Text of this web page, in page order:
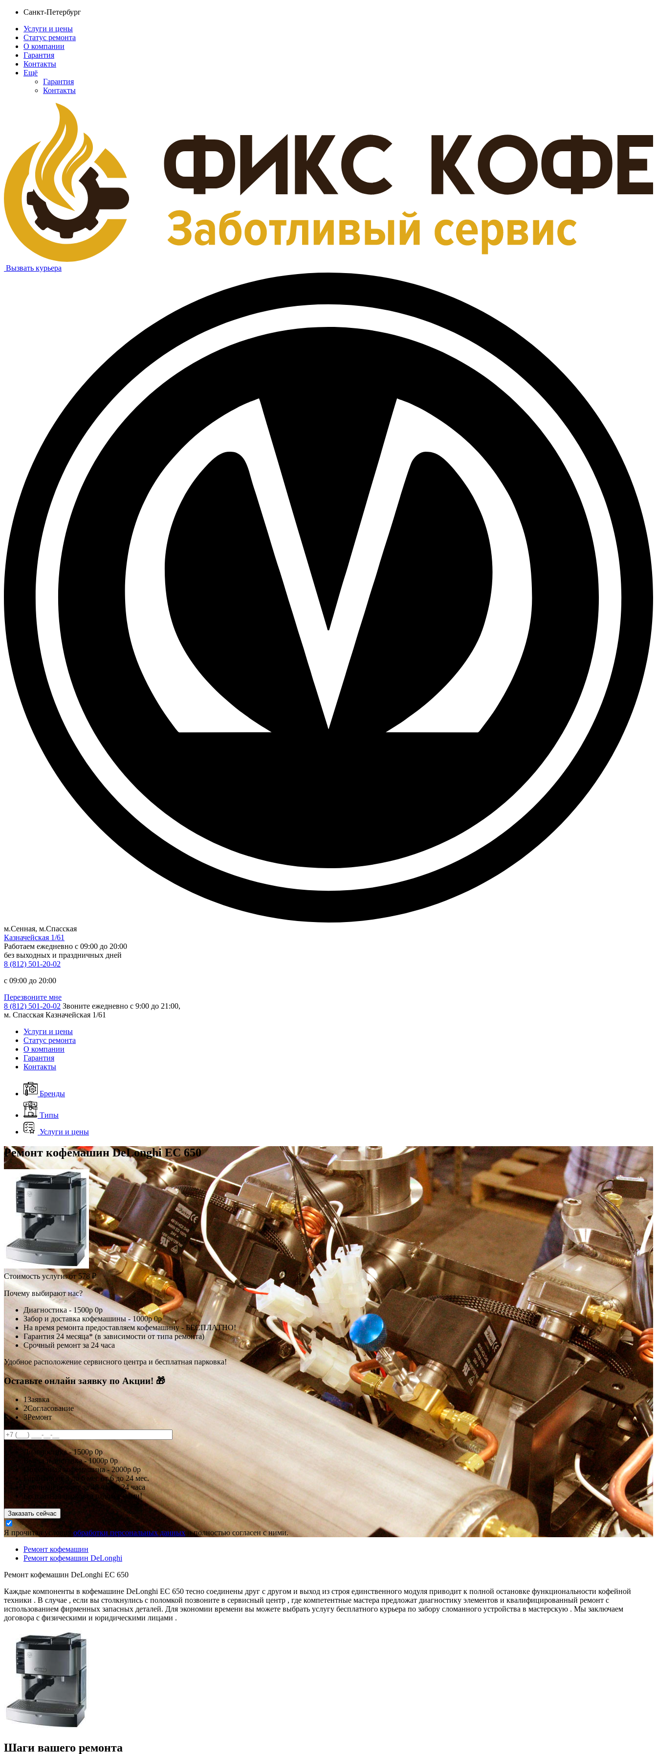
Санкт-Петербург
Услуги и цены
Статус ремонта
О компании
Гарантия
Контакты
Ещё
Гарантия
Контакты
Вызвать курьера
м.Сенная, м.Спасская
Казначейская 1/61
Работаем ежедневно c 09:00 до 20:00
без выходных и праздничных дней
8 (812) 501-20-02
c 09:00 до 20:00
Перезвоните мне
8 (812) 501-20-02 Звоните ежедневно с 9:00 до 21:00,
м. Спасская Казначейская 1/61
Услуги и цены
Статус ремонта
О компании
Гарантия
Контакты
Бренды
Типы
Услуги и цены
Ремонт кофемашин DeLonghi EC 650
Стоимость услуги:от 578 ₽
Почему выбирают нас?
Диагностика - 1500р 0р
Забор и доставка кофемашины -1000р0р
На время ремонта предоставляем кофемашину - БЕСПЛАТНО!
Гарантия 24 месяца* (в зависимости от типа ремонта)
Срочный ремонт за 24 часа
Удобное расположение сервисного центра и бесплатная парковка!
Оставьте онлайн заявку по Акции! 🎁
1Заявка
2Согласование
3Ремонт
Диагностика -1500р0р
Выезд и доставка -1000р 0р
Подменная кофемашина -2000р0р
Гарантия
от 3 до 6 мес от 6 до 24 мес.
Срочный ремонт за 48 часов24 часа
Бесплатная парковка рядом с нами!
Заказать сейчас
Я прочитал условия обработки персональных данных и полностью согласен с ними.
Ремонт кофемашин
Ремонт кофемашин DeLonghi
Ремонт кофемашин DeLonghi EC 650
Каждые компоненты в кофемашине DeLonghi EC 650 тесно соединены друг с другом и выход из строя единственного модуля приводит к полной остановке функциональности кофейной
техники . В случае , если вы столкнулись с поломкой позвоните в сервисный центр , где компетентные мастера предложат диагностику элементов и квалифицированный ремонт с
использованием фирменных запасных деталей. Для экономии времени вы можете выбрать услугу бесплатного курьера по забору сломанного устройства в мастерскую . Мы заключаем
договора с физическими и юридическими лицами .
Шаги вашего ремонта